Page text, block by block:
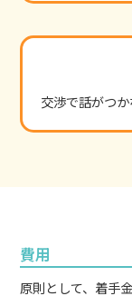
交渉で話がつ
費用
原則として、着手